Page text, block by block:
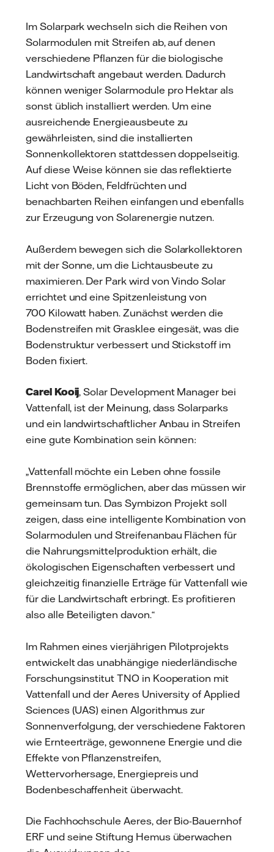
Im Solarpark wechseln sich die Reihen von
Solarmodulen mit Streifen ab, auf denen
verschiedene Pflanzen für die biologische
Landwirtschaft angebaut werden. Dadurch
können weniger Solarmodule pro Hektar als
sonst üblich installiert werden. Um eine
ausreichende Energieausbeute zu
gewährleisten, sind die installierten
Sonnenkollektoren stattdessen doppelseitig.
Auf diese Weise können sie das reflektierte
Licht von Böden, Feldfrüchten und
benachbarten Reihen einfangen und ebenfalls
zur Erzeugung von Solarenergie nutzen.
Außerdem bewegen sich die Solarkollektoren
mit der Sonne, um die Lichtausbeute zu
maximieren. Der Park wird von Vindo Solar
errichtet und eine Spitzenleistung von
700 Kilowatt haben. Zunächst werden die
Bodenstreifen mit Grasklee eingesät, was die
Bodenstruktur verbessert und Stickstoff im
Boden fixiert.
Carel Kooij, Solar Development Manager bei
Vattenfall, ist der Meinung, dass Solarparks
und ein landwirtschaftlicher Anbau in Streifen
eine gute Kombination sein können:
„Vattenfall möchte ein Leben ohne fossile
Brennstoffe ermöglichen, aber das müssen wir
gemeinsam tun. Das Symbizon Projekt soll
zeigen, dass eine intelligente Kombination von
Solarmodulen und Streifenanbau Flächen für
die Nahrungsmittelproduktion erhält, die
ökologischen Eigenschaften verbessert und
gleichzeitig finanzielle Erträge für Vattenfall wie
für die Landwirtschaft erbringt. Es profitieren
also alle Beteiligten davon.“
Im Rahmen eines vierjährigen Pilotprojekts
entwickelt das unabhängige niederländische
Forschungsinstitut TNO in Kooperation mit
Vattenfall und der Aeres University of Applied
Sciences (UAS) einen Algorithmus zur
Sonnenverfolgung, der verschiedene Faktoren
wie Ernteerträge, gewonnene Energie und die
Effekte von Pflanzenstreifen,
Wettervorhersage, Energiepreis und
Bodenbeschaffenheit überwacht.
Die Fachhochschule Aeres, der Bio-Bauernhof
ERF und seine Stiftung Hemus überwachen